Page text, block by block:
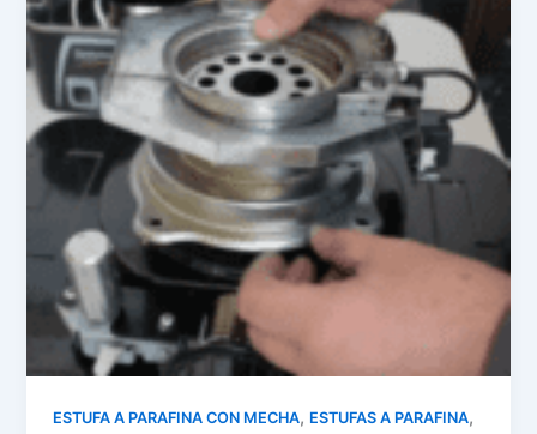
ESTUFA A PARAFINA CON MECHA, ESTUFAS A PARAFINA,